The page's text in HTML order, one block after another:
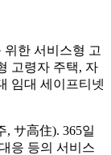
한 서비스형 고
고령자 주택, 자
임대 세이프티넷
サ高住). 365일
응 등의 서비스